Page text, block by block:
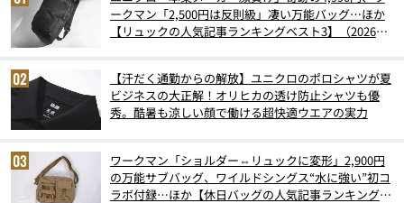
ークマン「2,500円は反則級」凄い万能バッグ…ほか
【リュックの人気記事ランキングベスト3】（2026年
【汗だく通勤からの解放】ユニクロのポロシャツが夏
ビジネスの大正解！オリヒカの透け防止シャツも優
秀。酷暑も涼しい顔で働ける超快適ウエアの実力
ワークマン「ショルダー⇔リュックに変形」2,900円
の万能サブバッグ、ワイルドシングス“水に強い”初コ
ラボ付録…ほか【休日バッグの人気記事ランキングベ